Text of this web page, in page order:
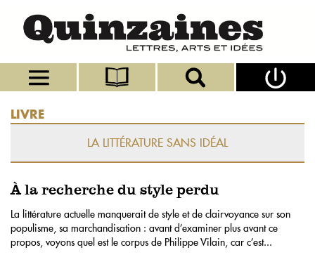
LIVRE
LA LITTÉRATURE SANS IDÉAL
À la recherche du style perdu
La littérature actuelle manquerait de style et de clairvoyance sur son
populisme, sa marchandisation : avant d’examiner plus avant ce
propos, voyons quel est le corpus de Philippe Vilain, car c’est...